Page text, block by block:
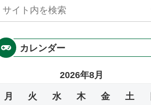
カレンダー
2026年8月
月 火 水 木 金 土